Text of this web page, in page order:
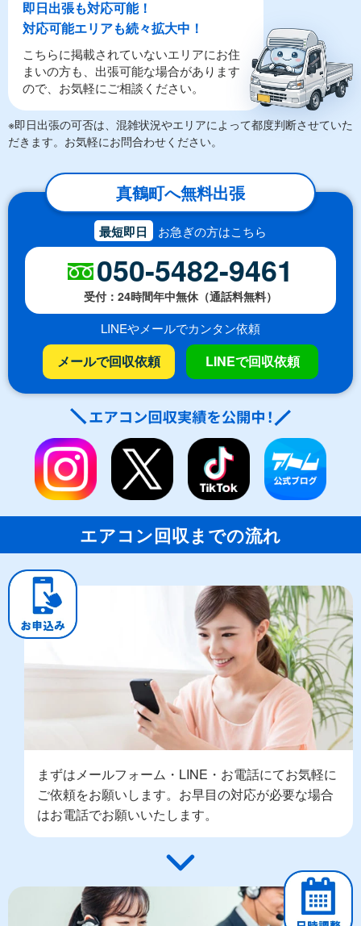
即日出張も対応可能！
対応可能エリアも続々拡大中！
こちらに掲載されていないエリアにお住
まいの方も、出張可能な場合があります
ので、お気軽にご相談ください。
※即日出張の可否は、混雑状況やエリアによって都度判断させていた
だきます。お気軽にお問合わせください。
真鶴町へ無料出張
最短即日 お急ぎの方はこちら
050-5482-9461
受付：24時間年中無休（通話料無料）
LINEやメールでカンタン依頼
メールで回収依頼 LINEで回収依頼
エアコン回収までの流れ
まずはメールフォーム・LINE・お電話にてお気軽に
ご依頼をお願いします。お早目の対応が必要な場合
はお電話でお願いいたします。